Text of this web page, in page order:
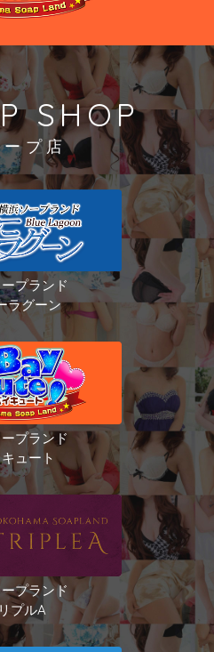
SHOP
ープ店
プランド
ラグーン
プランド
ュート
プランド
プルA